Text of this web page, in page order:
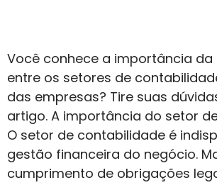
Você conhece a importância da
entre os setores de
das empresas? Tire suas
artigo. A importância do setor
O setor de contabilidade é
gestão financeira do negócio.
cumprimento de obrigações